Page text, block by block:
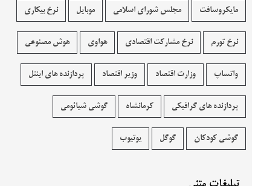
مایکروسافت مجلس شورای اسلامی موبایل نرخ بیکاری
نرخ تورم نرخ مشارکت اقتصادی هواوی هوش مصنوعی
واتساپ وزارت اقتصاد وزیر اقتصاد پردازنده های اینتل
پردازنده های گرافیکی کرمانشاه گوشی شیائومی
گوشی کودکان گوگل یوتیوب